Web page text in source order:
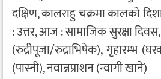
दक्षिण, कालराहु चक्रमा कालको
: उत्तर, आज : सामाजिक सुरक्षा
(रुद्रीपूजा/रुद्राभिषेक), गृहारम्भ
(पास्नी), नवान्नप्राशन (न्वागी खाने)